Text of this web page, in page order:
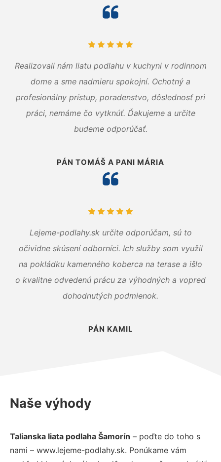
Realizovali nám liatu podlahu v kuchyni v rodinnom
dome a sme nadmieru spokojní. Ochotný a
profesionálny prístup, poradenstvo, dôslednosť pri
práci, nemáme čo vytknúť. Ďakujeme a určite
budeme odporúčať.
PÁN TOMÁŠ A PANI MÁRIA
Lejeme-podlahy.sk určite odporúčam, sú to
očividne skúsení odborníci. Ich služby som využil
na pokládku kamenného koberca na terase a išlo
o kvalitne odvedenú prácu za výhodných a vopred
dohodnutých podmienok.
PÁN KAMIL
Naše výhody
Talianska liata podlaha Šamorín – poďte do toho s
nami – www.lejeme-podlahy.sk. Ponúkame vám